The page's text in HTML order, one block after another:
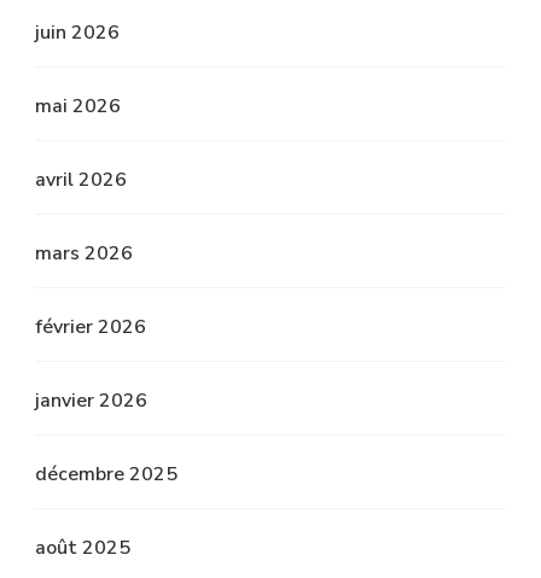
juin 2026
mai 2026
avril 2026
mars 2026
février 2026
janvier 2026
décembre 2025
août 2025